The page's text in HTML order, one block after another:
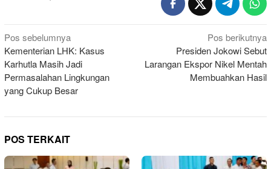
Navigasi
pos
Pos sebelumnya
Kementerian LHK: Kasus
Karhutla Masih Jadi
Permasalahan Lingkungan
yang Cukup Besar
Pos berikutnya
Presiden Jokowi Sebut
Larangan Ekspor Nikel Mentah
Membuahkan Hasil
POS TERKAIT